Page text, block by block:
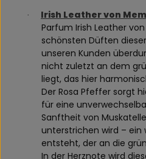
· Irish Leather von
Parfum Irish Leather
schönsten Düften
unseren Kunden
nicht zuletzt an dem
liegt, das hier
Der Rosa Pfeffer sorgt
für eine
Sanftheit von
unterstrichen wird – ein
entsteht, der an die
In der Herznote wird